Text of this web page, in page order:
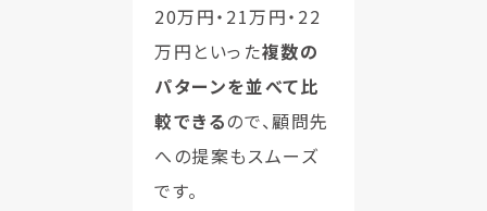
20万円・21万円・22
万円といった複数の
パターンを並べて比
較できるので、顧問先
への提案もスムーズ
です。